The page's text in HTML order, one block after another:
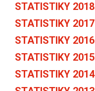
STATISTIKY 2018
STATISTIKY 2017
STATISTIKY 2016
STATISTIKY 2015
STATISTIKY 2014